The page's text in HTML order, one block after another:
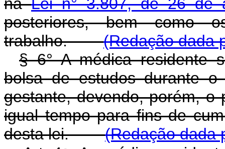
naLei n° 3.807, de 26 de
posteriores, bem como
trabalho.(Redação dada
§ 6° A médica residente
bolsa de estudos durante
gestante, devendo, porém,
igual tempo para fins de
desta lei.(Redação dada